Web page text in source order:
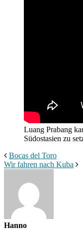
Luang Prabang
Südostasien zu
Bocas del Toro
Wir fahren nach Kuba
Hanno